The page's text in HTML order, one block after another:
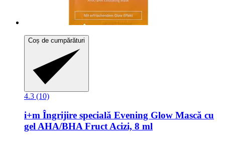
Coș de cumpărături
4.3 (10)
i+m Îngrijire specială Evening Glow Mască cu
gel AHA/BHA Fruct Acizi, 8 ml